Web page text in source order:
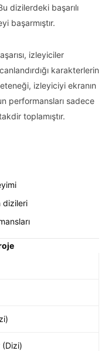
dizilerdeki başarılı
başarmıştır.
izleyiciler
karakterlerin
izleyiciyi ekranın
performansları sadece
toplamıştır.
dizileri